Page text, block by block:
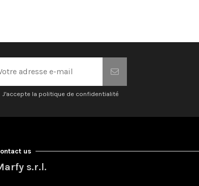
J'accepte la politique de confidentialité
us
s.r.l.